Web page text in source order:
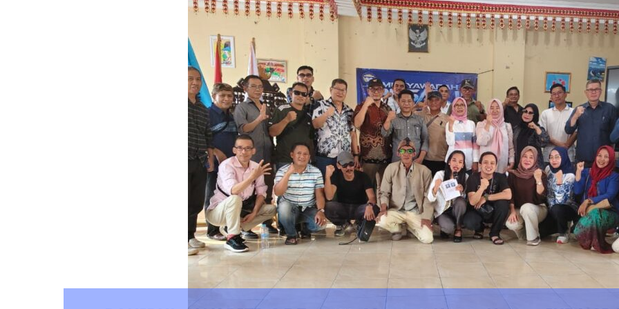
DPRD
admin
Hadiri Jumat curhat di Kedaton, Kapolda
Lampung ajak masyarakat selesaikan
masalah secara bersama-sama